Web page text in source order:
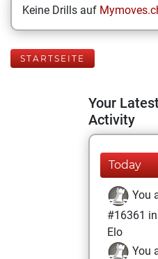
Keine Drills auf
STARTSEITE
Your
Activity
Today
You
#16361
Elo
You